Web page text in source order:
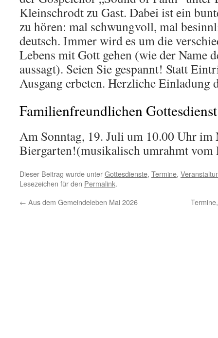
Kleinschrodt zu Gast. Dabei ist ein
zu hören: mal schwungvoll, mal
deutsch. Immer wird es um die
Lebens mit Gott gehen (wie der Name
aussagt). Seien Sie gespannt! Statt
Ausgang erbeten. Herzliche Einladung
Familienfreundlichen Gottesdienst
Am Sonntag, 19. Juli um 10.00 Uhr
Biergarten!(musikalisch umrahmt vom
Dieser Beitrag wurde unterGottesdienste, Termine,
Lesezeichen für den Permalink.
← Aus dem Gemeindeleben Mai 2026